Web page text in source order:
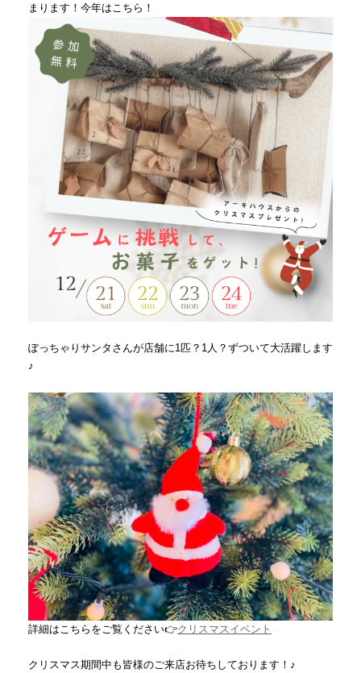
まります！今年はこちら！
ぽっちゃりサンタさんが店舗に1匹？1人？ずついて大活躍します
♪
詳細はこちらをご覧ください👉クリスマスイベント
クリスマス期間中も皆様のご来店お待ちしております！♪